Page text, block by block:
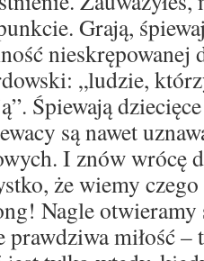
Grają,
nieskrępowanej
„ludzie,
Śpiewają
są nawet
I znów wrócę
że wiemy
Nagle
prawdziwa miłość –